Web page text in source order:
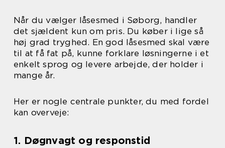
Når du vælger låsesmed i Søborg, handler
det sjældent kun om pris. Du køber i lige så
høj grad tryghed. En god låsesmed skal være
til at få fat på, kunne forklare løsningerne i et
enkelt sprog og levere arbejde, der holder i
mange år.
Her er nogle centrale punkter, du med fordel
kan overveje:
1. Døgnvagt og responstid